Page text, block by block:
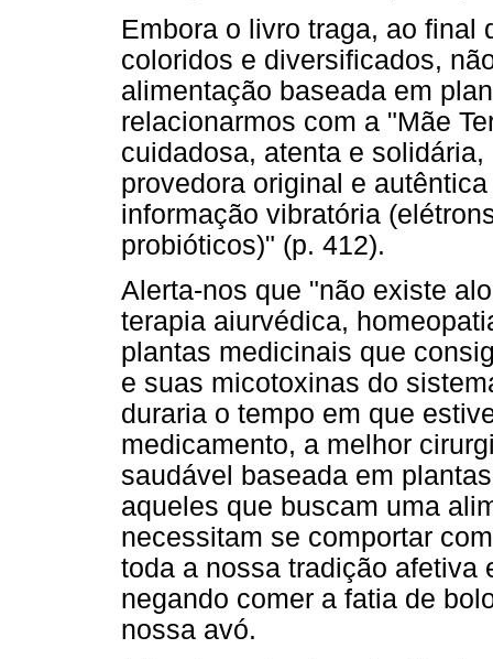
Embora o livro traga, ao final
coloridos e diversificados,
alimentação baseada em
relacionarmos com a "Mãe
cuidadosa, atenta e
provedora original e
informação vibratória
probióticos)" (p. 412).
Alerta-nos que "não existe
terapia aiurvédica,
plantas medicinais que
e suas micotoxinas do
duraria o tempo em que
medicamento, a melhor
saudável baseada em
aqueles que buscam uma
necessitam se comportar
toda a nossa tradição afetiva
negando comer a fatia de
nossa avó.